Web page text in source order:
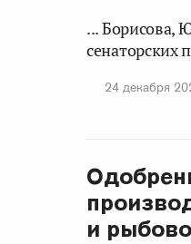
... Борисова,
сенаторских
24 декабря
и